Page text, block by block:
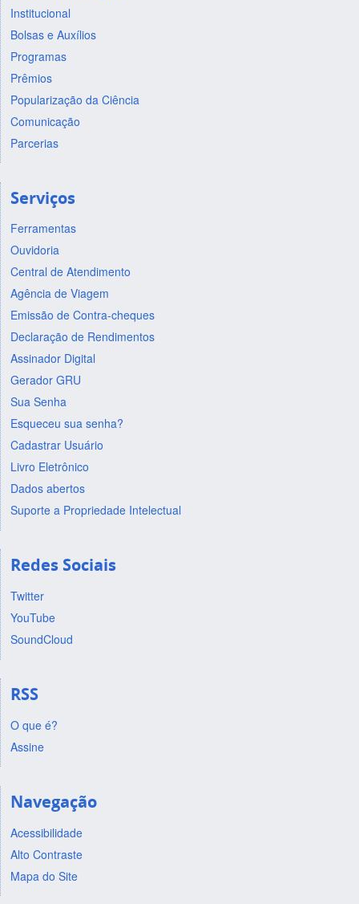
Institucional
Bolsas e Auxílios
Programas
Prêmios
Popularização da Ciência
Comunicação
Parcerias
Serviços
Ferramentas
Ouvidoria
Central de Atendimento
Agência de Viagem
Emissão de Contra-cheques
Declaração de Rendimentos
Assinador Digital
Gerador GRU
Sua Senha
Esqueceu sua senha?
Cadastrar Usuário
Livro Eletrônico
Dados abertos
Suporte a Propriedade Intelectual
Redes Sociais
Twitter
YouTube
SoundCloud
RSS
O que é?
Assine
Navegação
Acessibilidade
Alto Contraste
Mapa do Site